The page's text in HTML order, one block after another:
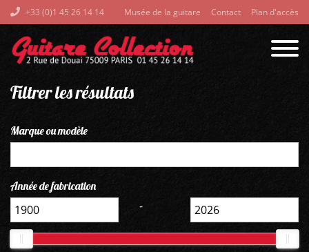
+33 (0)1 45 26 14 14 Musée de la guitare Contact Plan d'accès
Filtrer les résultats
Marque ou modèle
Année de fabrication
-